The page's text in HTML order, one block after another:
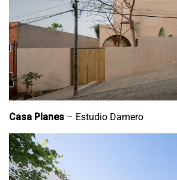
Casa Planes – Estudio Damero